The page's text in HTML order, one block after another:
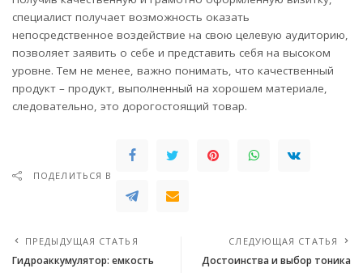
специалист получает возможность оказать
непосредственное воздействие на свою целевую аудиторию,
позволяет заявить о себе и представить себя на высоком
уровне. Тем не менее, важно понимать, что качественный
продукт – продукт, выполненный на хорошем материале,
следовательно, это дорогостоящий товар.
ПОДЕЛИТЬСЯ В
ПРЕДЫДУЩАЯ СТАТЬЯ
Гидроаккумулятор: емкость
СЛЕДУЮЩАЯ СТАТЬЯ
Достоинства и выбор тоника